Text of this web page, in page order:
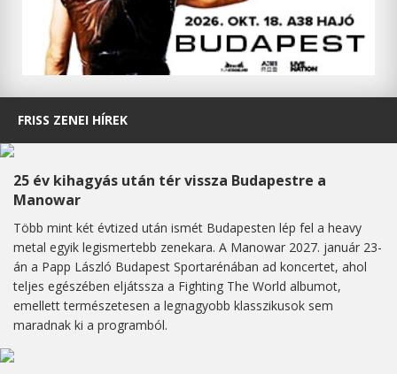
FRISS ZENEI HÍREK
25 év kihagyás után tér vissza Budapestre a
Manowar
Több mint két évtized után ismét Budapesten lép fel a heavy
metal egyik legismertebb zenekara. A Manowar 2027. január 23-
án a Papp László Budapest Sportarénában ad koncertet, ahol
teljes egészében eljátssza a Fighting The World albumot,
emellett természetesen a legnagyobb klasszikusok sem
maradnak ki a programból.